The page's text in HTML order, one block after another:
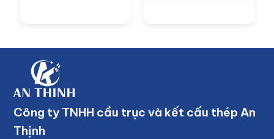
Công ty TNHH cầu trục và kết cấu thép An
Thịnh